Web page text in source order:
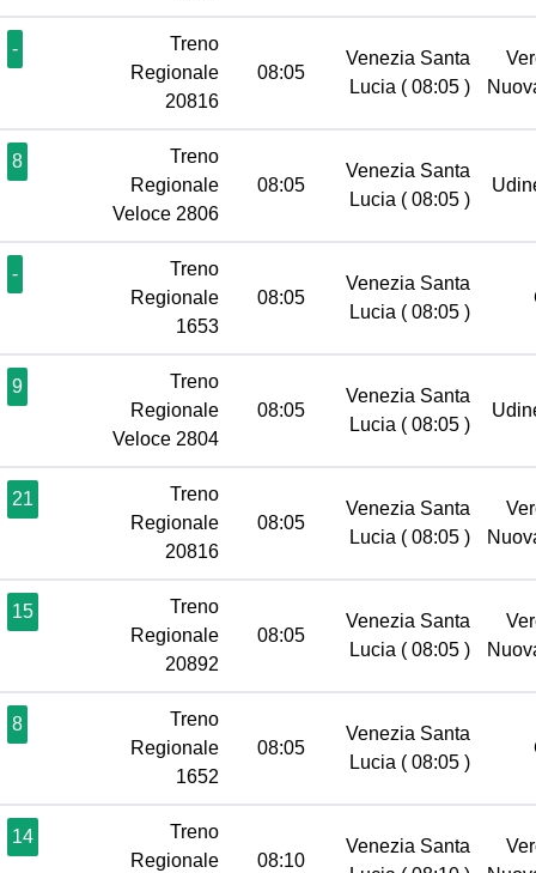
-
Treno
Regionale
20816
08:05
Venezia Santa
Lucia ( 08:05 )
8
Treno
Regionale
Veloce 2806
08:05
Venezia Santa
Lucia ( 08:05 )
-
Treno
Regionale
1653
08:05
Venezia Santa
Lucia ( 08:05 )
9
Treno
Regionale
Veloce 2804
08:05
Venezia Santa
Lucia ( 08:05 )
21
Treno
Regionale
20816
08:05
Venezia Santa
Lucia ( 08:05 )
15
Treno
Regionale
20892
08:05
Venezia Santa
Lucia ( 08:05 )
8
Treno
Regionale
1652
08:05
Venezia Santa
Lucia ( 08:05 )
14
Treno
Regionale
08:10
Venezia Santa